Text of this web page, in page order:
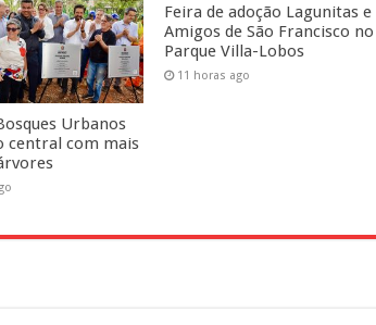
Urbanos
central com mais
Feira de adoção Lagunitas e
Amigos de São Francisco no
Parque Villa-Lobos
11 horas ago